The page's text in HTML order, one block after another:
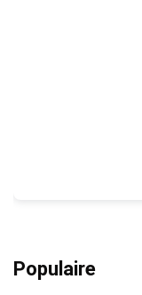
Populaire